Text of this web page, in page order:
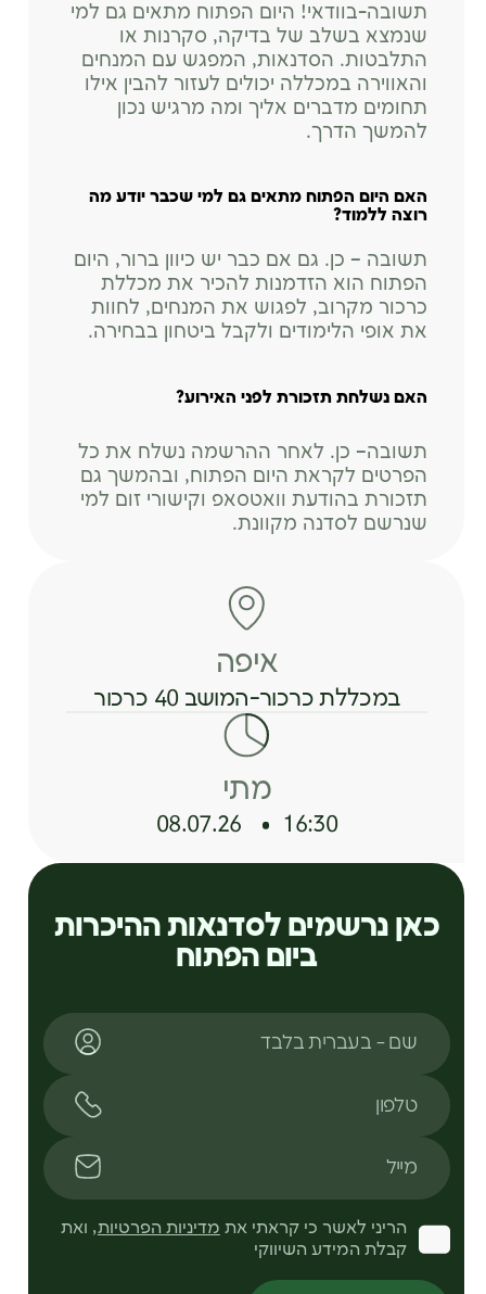
שיאצו
18:30-19:45
יוגה תרפיה
18:30-19:45
NLP Practitioner
נטורופתיה-תזונה טבעית
18:30-19:45
דולות-חכמה נשית בשער הלידה
ארומתרפיה
18:30-19:45
עיסוי רפואי הוליסטי
קונסטלציה משפחתית
20:15-21:30
20:15-21:30
20:15-21:30
רפלקסולוגיה
20:15-21:30
שילוב אומנויות בטיפול והנחיה
איפה
במכללת כרכור-המושב 40 כרכור
מתי
16:30
08.07.26
תשובה-בוודאי! היום הפתוח מתאים גם למי
שנמצא בשלב של בדיקה, סקרנות או
התלבטות. הסדנאות, המפגש עם המנחים
והאווירה במכללה יכולים לעזור להבין אילו
תחומים מדברים אליך ומה מרגיש נכון
להמשך הדרך.
האם היום הפתוח מתאים גם למי שכבר יודע מה
רוצה ללמוד?
תשובה – כן. גם אם כבר יש כיוון ברור, היום
הפתוח הוא הזדמנות להכיר את מכללת
כרכור מקרוב, לפגוש את המנחים, לחוות
את אופי הלימודים ולקבל ביטחון בבחירה.
האם נשלחת תזכורת לפני האירוע?
תשובה– כן. לאחר ההרשמה נשלח את כל
הפרטים לקראת היום הפתוח, ובהמשך גם
תזכורת בהודעת וואטסאפ וקישורי זום למי
שנרשם לסדנה מקוונת.
כאן נרשמים לסדנאות ההיכרות
ביום הפתוח
שם
טלפון
מייל
הריני לאשר כי קראתי את מדיניות הפרטיות, ואת
קבלת המידע השיווקי